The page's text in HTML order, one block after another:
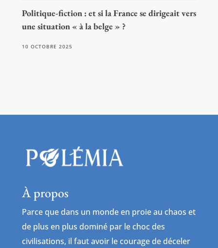
Politique-fiction : et si la France se dirigeait vers
une situation « à la belge » ?
10 OCTOBRE 2025
À propos
Parce que dans un monde en proie au chaos et
de plus en plus dominé par le choc des
civilisations, il faut avoir le courage de déceler